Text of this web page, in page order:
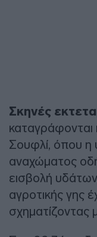
Σκηνές
καταγράφονται
Σουφλί, όπου
αναχώματος
εισβολή
αγροτικής γης
σχηματίζοντας